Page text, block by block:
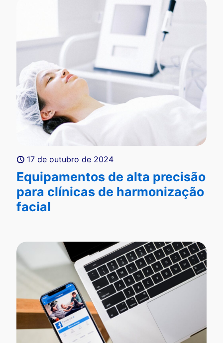
17 de outubro de 2024
Equipamentos de alta precisão
para clínicas de harmonização
facial